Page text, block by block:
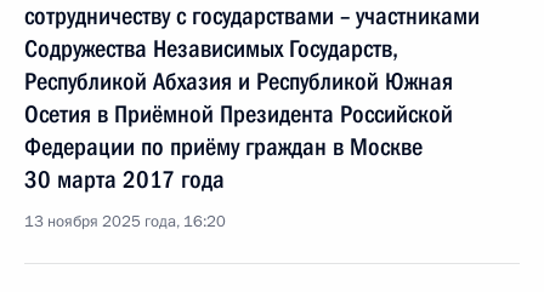
сотрудничеству с государствами – участниками
Содружества Независимых Государств,
Республикой Абхазия и Республикой Южная
Осетия в Приёмной Президента Российской
Федерации по приёму граждан в Москве
30 марта 2017 года
13 ноября 2025 года, 16:20